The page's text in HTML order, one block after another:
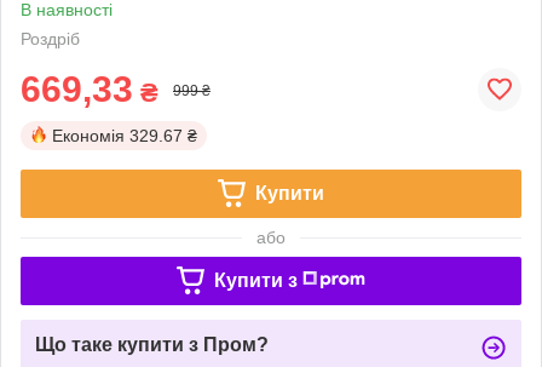
В наявності
Роздріб
669,33 ₴ 999 ₴
Економія 329.67 ₴
Купити
або
Купити з
Що таке купити з Пром?